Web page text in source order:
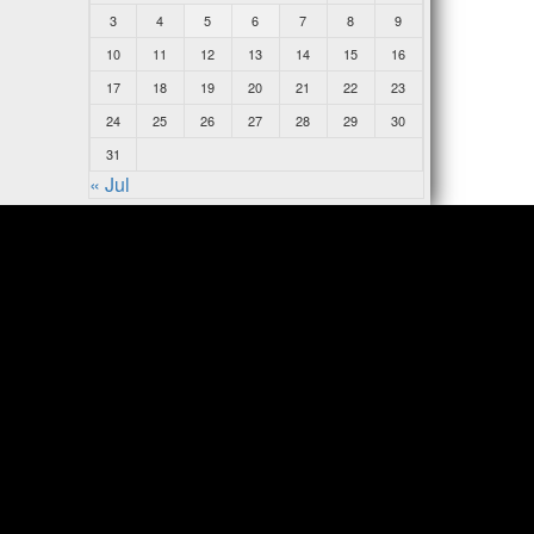
3
4 5 6 7 8
9
10
11 12 13 14 15
16
17
18 19 20 21 22
23
24
25 26 27 28 29
30
31
« Jul